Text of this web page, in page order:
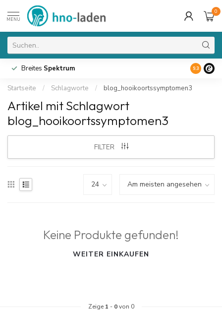
MENU
0
Breites Spektrum 9.3
Startseite / Schlagworte / blog_hooikoortssymptomen3
Artikel mit Schlagwort
blog_hooikoortssymptomen3
FILTER
Keine Produkte gefunden!
WEITER EINKAUFEN
Zeige 1 - 0von 0